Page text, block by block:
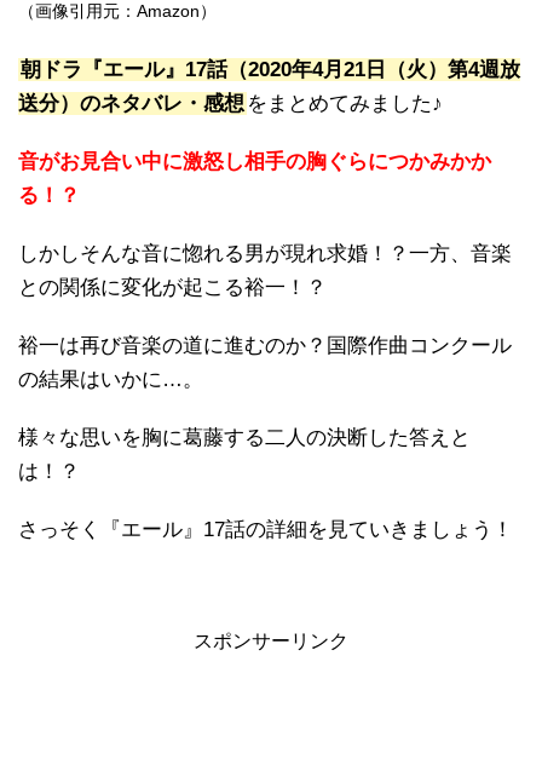
（画像引用元：Amazon）
朝ドラ『エール』17話（2020年4月21日（火）第4週放
送分）のネタバレ・感想 をまとめてみました♪
音がお見合い中に激怒し相手の胸ぐらにつかみかか
る！？
しかしそんな音に惚れる男が現れ求婚！？一方、音楽
との関係に変化が起こる裕一！？
裕一は再び音楽の道に進むのか？国際作曲コンクール
の結果はいかに…。
様々な思いを胸に葛藤する二人の決断した答えと
は！？
さっそく『エール』17話の詳細を見ていきましょう！
スポンサーリンク